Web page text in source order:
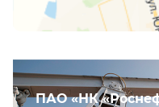
ПАО «НК